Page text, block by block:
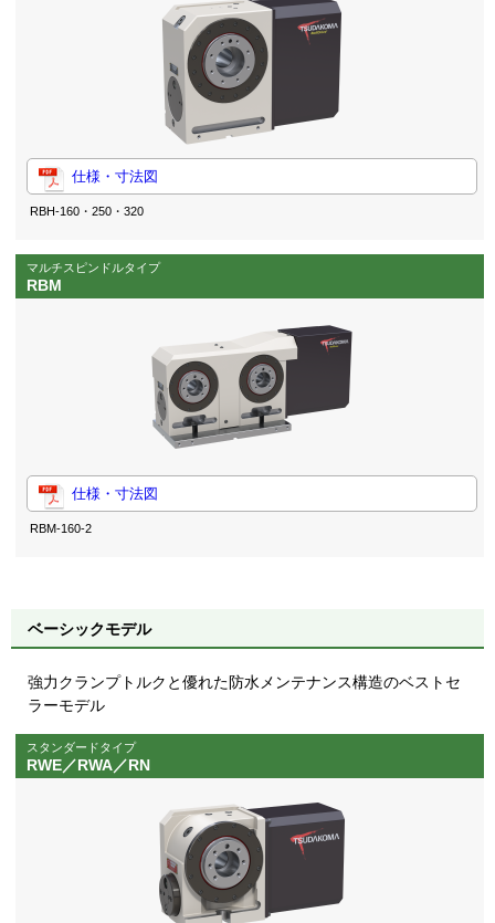
仕様・寸法図
RBH-160・250・320
マルチスピンドルタイプ
RBM
仕様・寸法図
RBM-160-2
ベーシックモデル
強力クランプトルクと優れた防水メンテナンス構造のベストセ
ラーモデル
スタンダードタイプ
RWE／RWA／RN